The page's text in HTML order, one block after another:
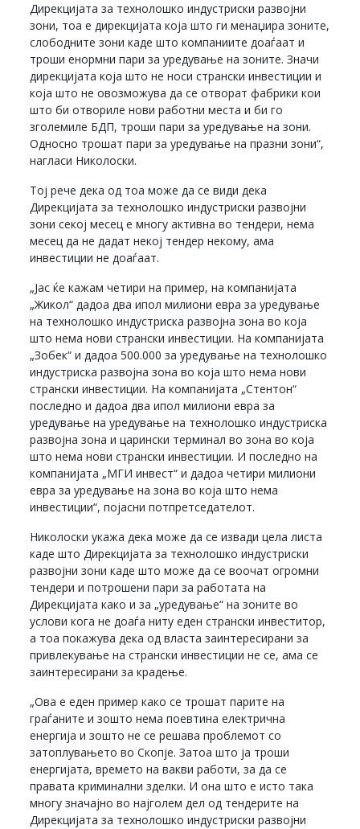
Дирекцијата за технолошко индустриски развојни
зони, тоа е дирекцијата која што ги менаџира зоните,
слободните зони каде што компаниите доаѓаат и
троши енормни пари за уредување на зоните. Значи
дирекцијата која што не носи странски инвестиции и
која што не овозможува да се отворат фабрики кои
што би отвориле нови работни места и би го
зголемиле БДП, троши пари за уредување на зони.
Односно трошат пари за уредување на празни зони“,
нагласи Николоски.
Тој рече дека од тоа може да се види дека
Дирекцијата за технолошко индустриски развојни
зони секој месец е многу активна во тендери, нема
месец да не дадат некој тендер некому, ама
инвестиции не доаѓаат.
„Јас ќе кажам четири на пример, на компанијата
„Жикол“ дадоа два ипол милиони евра за уредување
на технолошко индустриска развојна зона во која
што нема нови странски инвестиции. На компанијата
„Зобек“ и дадоа 500.000 за уредување на технолошко
индустриска развојна зона во која што нема нови
странски инвестиции. На компанијата „Стентон“
последно и дадоа два ипол милиони евра за
уредување на уредување на технолошко индустриска
развојна зона и царински терминал во зона во која
што нема нови странски инвестиции. И последно на
компанијата „МГИ инвест“ и дадоа четири милиони
евра за уредување на зона во која што нема
инвестиции“, појасни потпретседателот.
Николоски укажа дека може да се извади цела листа
каде што Дирекцијата за технолошко индустриски
развојни зони каде што може да се воочат огромни
тендери и потрошени пари за работата на
Дирекцијата како и за „уредување“ на зоните во
услови кога не доаѓа ниту еден странски инвеститор,
а тоа покажува дека од власта заинтересирани за
привлекување на странски инвестиции не се, ама се
заинтересирани за крадење.
„Ова е еден пример како се трошат парите на
граѓаните и зошто нема поевтина електрична
енергија и зошто не се решава проблемот со
затоплувањето во Скопје. Затоа што ја троши
енергијата, времето на вакви работи, за да се
правата криминални зделки. И она што е исто така
многу значајно во најголем дел од тендерите на
Дирекцијата за технолошко индустриски развојни